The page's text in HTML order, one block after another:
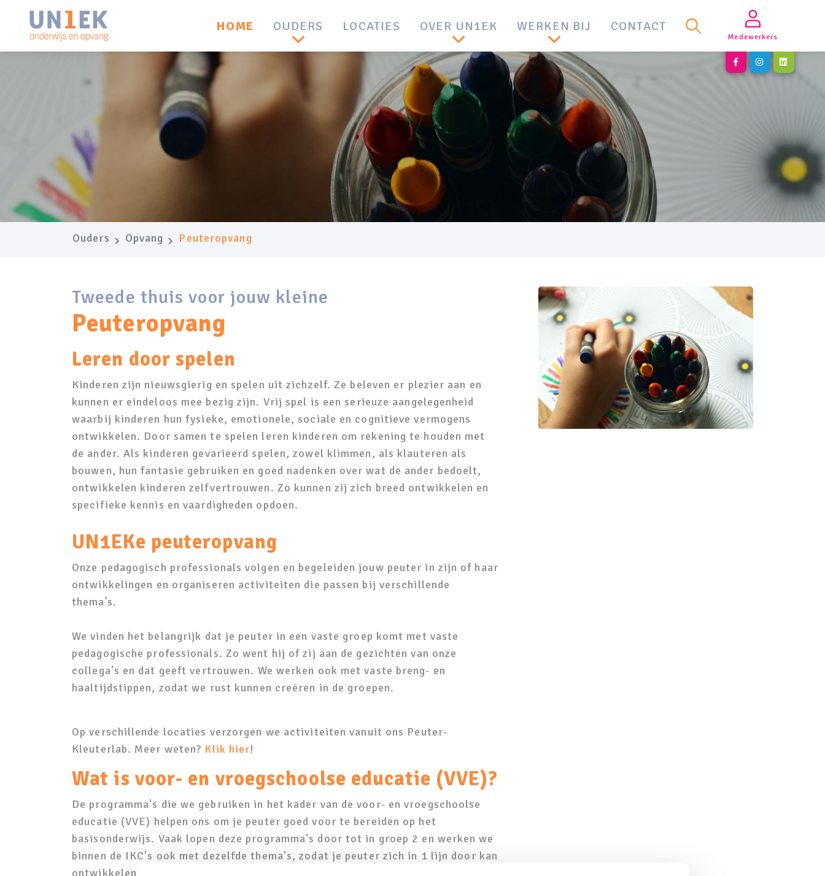
HOME OUDERS LOCATIES OVER UN1EK WERKEN BIJ CONTACT
Medewerkers
Ouders Opvang Peuteropvang
Tweede thuis voor jouw kleine
Peuteropvang
Leren door spelen
Kinderen zijn nieuwsgierig en spelen uit zichzelf. Ze beleven er plezier aan en
kunnen er eindeloos mee bezig zijn. Vrij spel is een serieuze aangelegenheid
waarbij kinderen hun fysieke, emotionele, sociale en cognitieve vermogens
ontwikkelen. Door samen te spelen leren kinderen om rekening te houden met
de ander. Als kinderen gevarieerd spelen, zowel klimmen, als klauteren als
bouwen, hun fantasie gebruiken en goed nadenken over wat de ander bedoelt,
ontwikkelen kinderen zelfvertrouwen. Zo kunnen zij zich breed ontwikkelen en
specifieke kennis en vaardigheden opdoen.
UN1EKe peuteropvang
Onze pedagogisch professionals volgen en begeleiden jouw peuter in zijn of haar
ontwikkelingen en organiseren activiteiten die passen bij verschillende
thema’s.
We vinden het belangrijk dat je peuter in een vaste groep komt met vaste
pedagogische professionals. Zo went hij of zij aan de gezichten van onze
collega's en dat geeft vertrouwen. We werken ook met vaste breng- en
haaltijdstippen, zodat we rust kunnen creëren in de groepen.
Op verschillende locaties verzorgen we activiteiten vanuit ons Peuter-
Kleuterlab. Meer weten? Klik hier!
Wat is voor- en vroegschoolse educatie (VVE)?
De programma's die we gebruiken in het kader van de voor- en vroegschoolse
educatie (VVE) helpen ons om je peuter goed voor te bereiden op het
basisonderwijs. Vaak lopen deze programma's door tot in groep 2 en werken we
binnen de IKC's ook met dezelfde thema's, zodat je peuter zich in 1 lijn door kan
ontwikkelen en de overstap niet zo groot is.